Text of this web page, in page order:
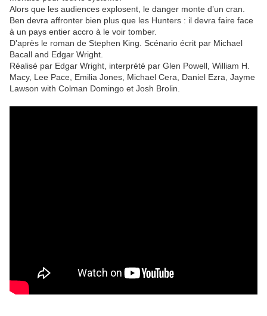
Alors que les audiences explosent, le danger monte d’un cran.
Ben devra affronter bien plus que les Hunters : il devra faire face
à un pays entier accro à le voir tomber.
D'après le roman de Stephen King. Scénario écrit par Michael
Bacall and Edgar Wright.
Réalisé par Edgar Wright, interprété par Glen Powell, William H.
Macy, Lee Pace, Emilia Jones, Michael Cera, Daniel Ezra, Jayme
Lawson with Colman Domingo et Josh Brolin.